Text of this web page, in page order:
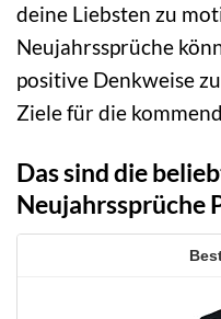
deine Liebsten zu
Neujahrssprüche
positive Denkweise
Ziele für die
Das sind die
Neujahrssprüche